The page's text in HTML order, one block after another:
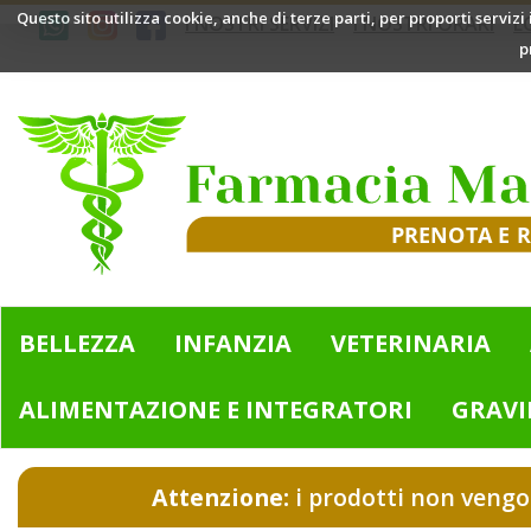
Passa
Questo sito utilizza cookie, anche di terze parti, per proporti
I NOSTRI SERVIZI I NOSTRI ORARI
Mazzini
Bologna
BELLEZZA INFANZIA VETERINARIA
ALIMENTAZIONE E INTEGRATORI
Attenzione: i prodotti non